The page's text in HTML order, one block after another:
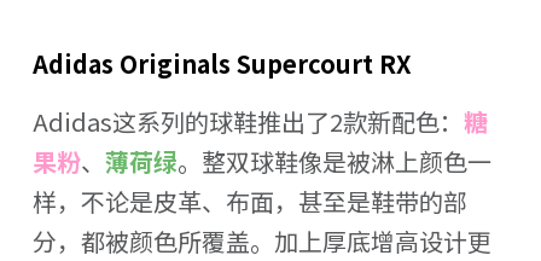
Adidas Originals Supercourt RX
Adidas这系列的球鞋推出了2款新配色： 糖
果粉、 薄荷绿。整双球鞋像是被淋上颜色一
样，不论是皮革、布面，甚至是鞋带的部
分，都被颜色所覆盖。加上厚底增高设计更